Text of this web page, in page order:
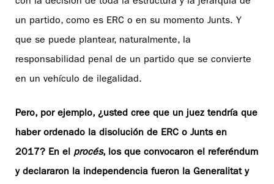
un partido, como es ERC o en su momento Junts. Y
que se puede plantear, naturalmente, la
responsabilidad penal de un partido que se convierte
en un vehículo de ilegalidad.
Pero, por ejemplo, ¿usted cree que un juez tendría que
haber ordenado la disolución de ERC o Junts en
2017? En el procés, los que convocaron el referéndum
y declararon la independencia fueron la Generalitat y